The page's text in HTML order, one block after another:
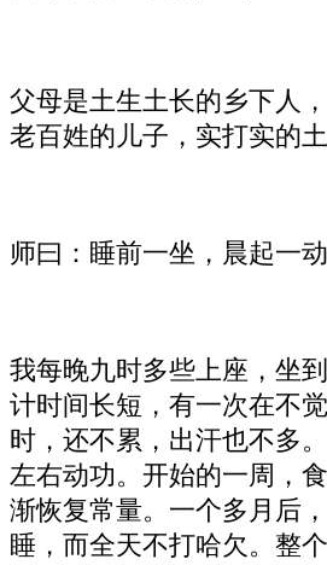
父母是土生土长的乡下人
老百姓的儿子，实打实的土
师曰：睡前一坐，晨起一动
我每晚九时多些上座，坐
计时间长短，有一次在不
时，还不累，出汗也不多
左右动功。开始的一周，
渐恢复常量。一个多月后
睡，而全天不打哈欠。整